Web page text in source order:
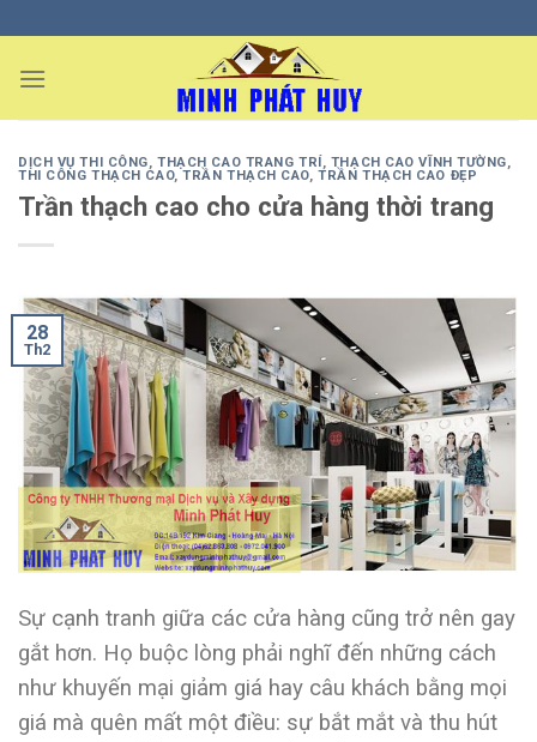
to
content
DỊCH VỤ THI CÔNG,THẠCH CAO TRANG TRÍ, THẠCH CAO VĨNH TƯỜNG,
THI CÔNG THẠCH CAO,TRẦN THẠCH CAO,TRẦN THẠCH CAO ĐẸP
Trần thạch cao cho cửa hàng thời trang
28
Th2
Sự cạnh tranh giữa các cửa hàng cũng trở nên gay
gắt hơn. Họ buộc lòng phải nghĩ đến những cách
như khuyến mại giảm giá hay câu khách bằng mọi
giá mà quên mất một điều: sự bắt mắt và thu hút